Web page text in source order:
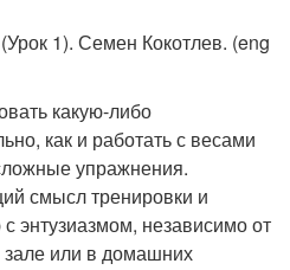
1). Семен Кокотлев. (eng
какую-либо
как и работать с весами
упражнения.
смысл тренировки и
энтузиазмом, независимо от
зале или в домашних